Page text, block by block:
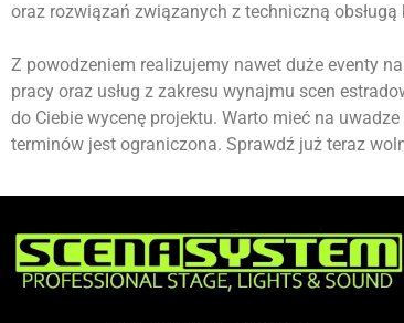
oraz rozwiązań związanych z techniczną
Z powodzeniem realizujemy nawet duże eventy
pracy oraz usług z zakresu wynajmu scen
do Ciebie wycenę projektu. Warto mieć na
terminów jest ograniczona. Sprawdź już teraz